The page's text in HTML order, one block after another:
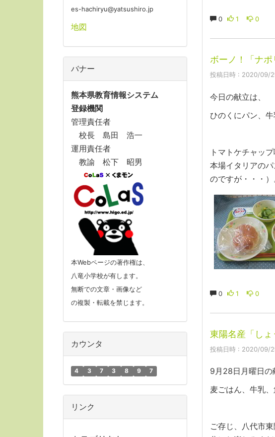
0 1 0
ボーノ！「ナポ
投稿日時 : 2020/09/
今日の献立は、
ひのくにパン、
トマトケチャッ
本場イタリアの
のですが・・・）
0 1 0
東陽名産「し
投稿日時 : 2020/09/
9月28日月曜日の
麦ごはん、牛乳
ご存じ、八代市
es-hachiryu@yatsushiro.jp
地図
バナー
熊本県教育情報システム
登録機関
管理責任者
校長 島田 浩一
運用責任者
教諭 松下 昭男
本Webページの著作権は、
八竜小学校が有します。
無断での文章・画像など
の複製・転載を禁じます。
カウンタ
4 3 7 3 8 9 7
リンク